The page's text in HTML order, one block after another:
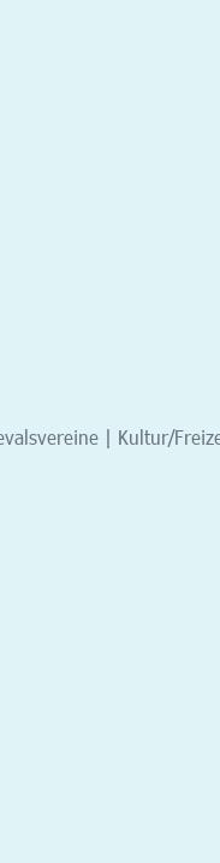
| Kultur/